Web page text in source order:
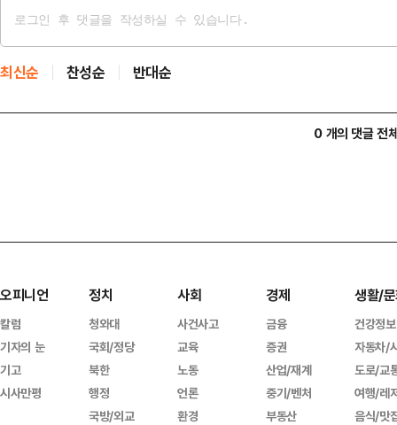
최신순 찬성순 반대순
0 개의 댓글 전
오피니언
칼럼
기자의 눈
기고
시사만평
정치
청와대
국회/정당
북한
행정
국방/외교
사회
사건사고
교육
노동
언론
환경
경제
금융
증권
산업/재계
중기/벤처
부동산
생활/
건강정보
자동차/
도로/교
여행/레
음식/맛